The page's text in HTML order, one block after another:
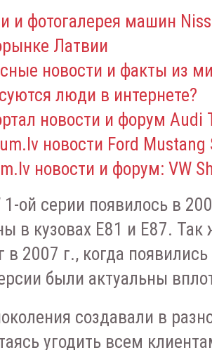
и фотогалерея машин
Латвии
новости и факты из
люди в интернете?
новости и форум Audi
новости Ford Mustang
новости и форум: VW
1-ой серии появилось в
в кузовах E81 и E87.
в 2007 г., когда
были актуальны
создавали в
угодить всем